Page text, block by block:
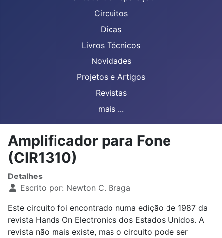
Circuitos
Dicas
Livros Técnicos
Novidades
Projetos e Artigos
Revistas
mais ...
Amplificador para Fone
(CIR1310)
Detalhes
Escrito por: Newton C. Braga
Este circuito foi encontrado numa edição de 1987 da
revista Hands On Electronics dos Estados Unidos. A
revista não mais existe, mas o circuito pode ser